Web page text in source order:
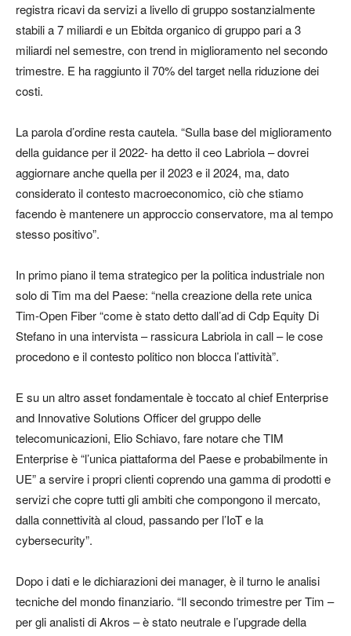
registra ricavi da servizi a livello di gruppo sostanzialmente
stabili a 7 miliardi e un Ebitda organico di gruppo pari a 3
miliardi nel semestre, con trend in miglioramento nel secondo
trimestre. E ha raggiunto il 70% del target nella riduzione dei
costi.
La parola d’ordine resta cautela. “Sulla base del miglioramento
della guidance per il 2022- ha detto il ceo Labriola – dovrei
aggiornare anche quella per il 2023 e il 2024, ma, dato
considerato il contesto macroeconomico, ciò che stiamo
facendo è mantenere un approccio conservatore, ma al tempo
stesso positivo”.
In primo piano il tema strategico per la politica industriale non
solo di Tim ma del Paese: “nella creazione della rete unica
Tim-Open Fiber “come è stato detto dall’ad di Cdp Equity Di
Stefano in una intervista – rassicura Labriola in call – le cose
procedono e il contesto politico non blocca l’attività”.
E su un altro asset fondamentale è toccato al chief Enterprise
and Innovative Solutions Officer del gruppo delle
telecomunicazioni, Elio Schiavo, fare notare che TIM
Enterprise è “l’unica piattaforma del Paese e probabilmente in
UE” a servire i propri clienti coprendo una gamma di prodotti e
servizi che copre tutti gli ambiti che compongono il mercato,
dalla connettività al cloud, passando per l’IoT e la
cybersecurity”.
Dopo i dati e le dichiarazioni dei manager, è il turno le analisi
tecniche del mondo finanziario. “Il secondo trimestre per Tim –
per gli analisti di Akros – è stato neutrale e l’upgrade della